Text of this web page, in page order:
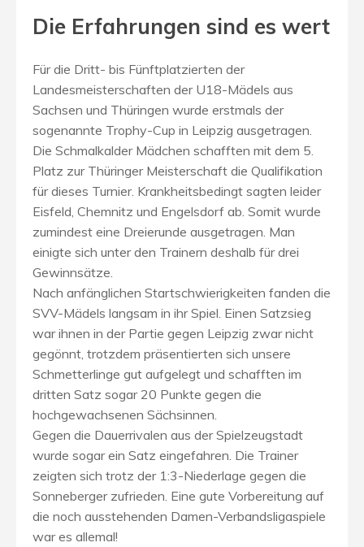
Die Erfahrungen sind es wert
Für die Dritt- bis Fünftplatzierten der
Landesmeisterschaften der U18-Mädels aus
Sachsen und Thüringen wurde erstmals der
sogenannte Trophy-Cup in Leipzig ausgetragen.
Die Schmalkalder Mädchen schafften mit dem 5.
Platz zur Thüringer Meisterschaft die Qualifikation
für dieses Turnier. Krankheitsbedingt sagten leider
Eisfeld, Chemnitz und Engelsdorf ab. Somit wurde
zumindest eine Dreierunde ausgetragen. Man
einigte sich unter den Trainern deshalb für drei
Gewinnsätze.
Nach anfänglichen Startschwierigkeiten fanden die
SVV-Mädels langsam in ihr Spiel. Einen Satzsieg
war ihnen in der Partie gegen Leipzig zwar nicht
gegönnt, trotzdem präsentierten sich unsere
Schmetterlinge gut aufgelegt und schafften im
dritten Satz sogar 20 Punkte gegen die
hochgewachsenen Sächsinnen.
Gegen die Dauerrivalen aus der Spielzeugstadt
wurde sogar ein Satz eingefahren. Die Trainer
zeigten sich trotz der 1:3-Niederlage gegen die
Sonneberger zufrieden. Eine gute Vorbereitung auf
die noch ausstehenden Damen-Verbandsligaspiele
war es allemal!